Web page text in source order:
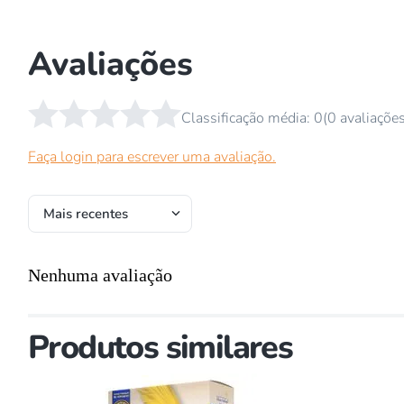
Avaliações
☆ ☆ ☆ ☆ ☆ Classificação média: 0(0
Faça login para escrever uma avaliação.
Mais recentes
Nenhuma avaliação
Produtos similares